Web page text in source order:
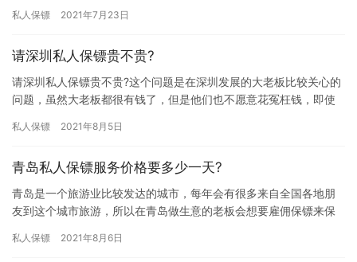
国“…
私人保镖 2021年7月23日
请深圳私人保镖贵不贵?
请深圳私人保镖贵不贵?这个问题是在深圳发展的大老板比较关心的
问题，虽然大老板都很有钱了，但是他们也不愿意花冤枉钱，即使
不贵…
私人保镖 2021年8月5日
青岛私人保镖服务价格要多少一天?
青岛是一个旅游业比较发达的城市，每年会有很多来自全国各地朋
友到这个城市旅游，所以在青岛做生意的老板会想要雇佣保镖来保
能…
私人保镖 2021年8月6日